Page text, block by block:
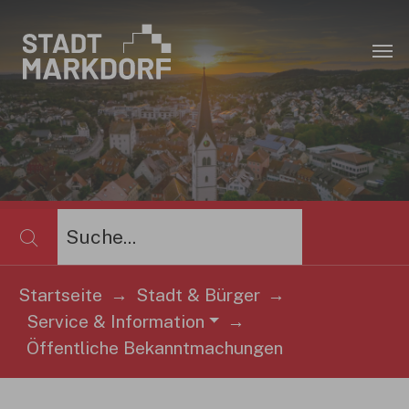
Sie sind hier:
Startseite
Stadt & Bürger
Service & Information
Öffentliche Bekanntmachungen
×